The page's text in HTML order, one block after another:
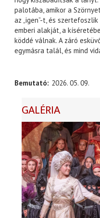
palotába, amikor a
az „igen”-t, és
emberi alakját, a
köddé válnak. A záró
egymásra talál, és mind
Bemutató 2026. 05. 09.
GALÉRIA